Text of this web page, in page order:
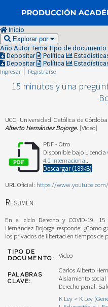
Inicio
Explorar por
Año Autor Tema Tipo de documento
Depositar
Política
Depositar
Política
Ingresar Registrarse
15 minutos y una
UCC, Universidad Católica de Córdoba
Alberto Hernández Bojorge. [Video]
PDF - Otro
Disponible bajo Licencia
4.0 Internacional
Descargar (189kB)
URL Oficial: https://
Resumen
En el ciclo Derecho y COVID-19.
Hernández Bojorge responde:
los privados de libertad en tiempos de
TIPO DE
DOCUMENTO:
Video
PALABRAS
CLAVE:
Carlos Alberto
Aislamiento social
Derecho penal.
K Ley > K Ley